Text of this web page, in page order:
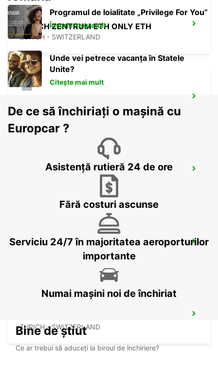
ZURICH ZENTRUM ETH ONLY ETH
ZURICH - SWITZERLAND
CHAM - SWITZERLAND
ZURICH BRUNAUPARK
ZURICH MAIN STATION
ZURICH - SWITZERLAND
ZURICH - SWITZERLAND
Programul de loialitate „Privilege For You”
Înscrie-te gratuit
Unde vei petrece vacanța în Statele
Unite?
Citește mai mult
De ce să închiriați o mașină cu
Europcar ?
Asistență rutieră 24 de ore
Fără costuri ascunse
Serviciu 24/7 în majoritatea aeroporturilor
importante
Numai mașini noi de închiriat
Bine de știut
Ce ar trebui să aduceți la biroul de închiriere?